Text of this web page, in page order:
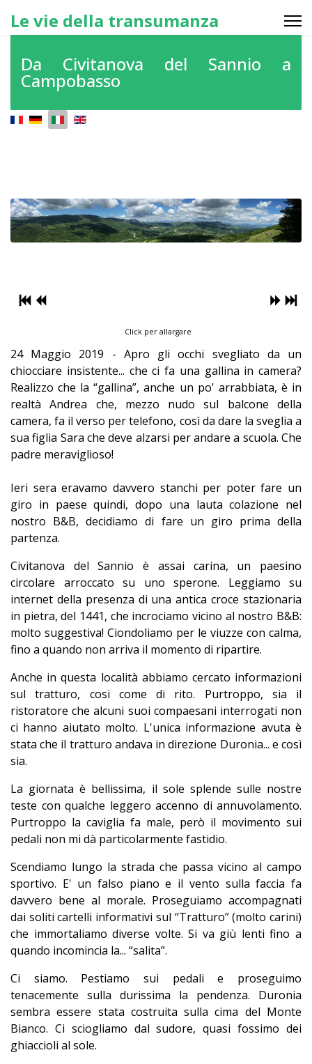
Le vie della transumanza
Da Civitanova del Sannio a
Campobasso
Seleziona la tua lingua
Click per allargare
24 Maggio 2019 - Apro gli occhi svegliato da un
chiocciare insistente... che ci fa una gallina in camera?
Realizzo che la “gallina”, anche un po' arrabbiata, è in
realtà Andrea che, mezzo nudo sul balcone della
camera, fa il verso per telefono, così da dare la sveglia a
sua figlia Sara che deve alzarsi per andare a scuola. Che
padre meraviglioso!
Ieri sera eravamo davvero stanchi per poter fare un
giro in paese quindi, dopo una lauta colazione nel
nostro B&B, decidiamo di fare un giro prima della
partenza.
Civitanova del Sannio è assai carina, un paesino
circolare arroccato su uno sperone. Leggiamo su
internet della presenza di una antica croce stazionaria
in pietra, del 1441, che incrociamo vicino al nostro B&B:
molto suggestiva! Ciondoliamo per le viuzze con calma,
fino a quando non arriva il momento di ripartire.
Anche in questa località abbiamo cercato informazioni
sul tratturo, cosi come di rito. Purtroppo, sia il
ristoratore che alcuni suoi compaesani interrogati non
ci hanno aiutato molto. L'unica informazione avuta è
stata che il tratturo andava in direzione Duronia... e così
sia.
La giornata è bellissima, il sole splende sulle nostre
teste con qualche leggero accenno di annuvolamento.
Purtroppo la caviglia fa male, però il movimento sui
pedali non mi dà particolarmente fastidio.
Scendiamo lungo la strada che passa vicino al campo
sportivo. E' un falso piano e il vento sulla faccia fa
davvero bene al morale. Proseguiamo accompagnati
dai soliti cartelli informativi sul “Tratturo” (molto carini)
che immortaliamo diverse volte. Si va giù lenti fino a
quando incomincia la... “salita”.
Ci siamo. Pestiamo sui pedali e proseguimo
tenacemente sulla durissima la pendenza. Duronia
sembra essere stata costruita sulla cima del Monte
Bianco. Ci sciogliamo dal sudore, quasi fossimo dei
ghiaccioli al sole.